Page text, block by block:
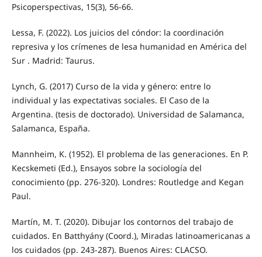
Psicoperspectivas, 15(3), 56-66.
Lessa, F. (2022). Los juicios del cóndor: la coordinación
represiva y los crímenes de lesa humanidad en América del
Sur . Madrid: Taurus.
Lynch, G. (2017) Curso de la vida y género: entre lo
individual y las expectativas sociales. El Caso de la
Argentina. (tesis de doctorado). Universidad de Salamanca,
Salamanca, España.
Mannheim, K. (1952). El problema de las generaciones. En P.
Kecskemeti (Ed.), Ensayos sobre la sociología del
conocimiento (pp. 276-320). Londres: Routledge and Kegan
Paul.
Martín, M. T. (2020). Dibujar los contornos del trabajo de
cuidados. En Batthyány (Coord.), Miradas latinoamericanas a
los cuidados (pp. 243-287). Buenos Aires: CLACSO.